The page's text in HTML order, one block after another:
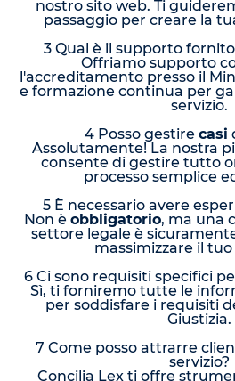
nostro sito web. Ti
passaggio per creare la
3 Qual è il supporto
Offriamo supporto
l'accreditamento presso il
e formazione continua per
servizio.
4 Posso gestire casi
Assolutamente! La nostra
consente di gestire tutto
processo semplice
5 È necessario avere
Non è obbligatorio, ma una
settore legale è
massimizzare il tuo
6 Ci sono requisiti specifici
Sì, ti forniremo tutte le
per soddisfare i requisiti
Giustizia.
7 Come posso attrarre
servizio?
Concilia Lex ti offre